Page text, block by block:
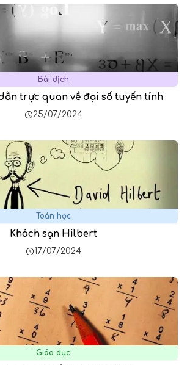
Bài dịch
trực quan về đại số tuyến tính
25/07/2024
Toán học
Khách sạn Hilbert
17/07/2024
Giáo dục